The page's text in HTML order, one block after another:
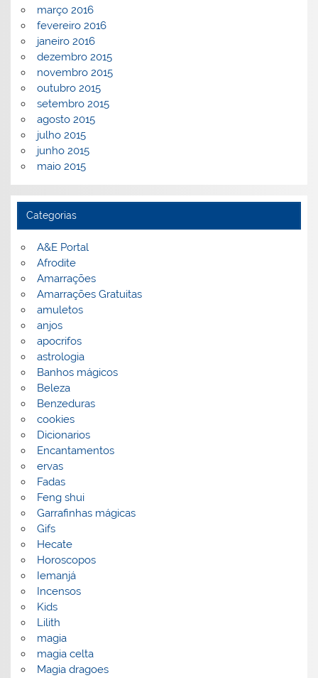
março 2016
fevereiro 2016
janeiro 2016
dezembro 2015
novembro 2015
outubro 2015
setembro 2015
agosto 2015
julho 2015
junho 2015
maio 2015
Categorias
A&E Portal
Afrodite
Amarrações
Amarrações Gratuitas
amuletos
anjos
apocrifos
astrologia
Banhos mágicos
Beleza
Benzeduras
cookies
Dicionarios
Encantamentos
ervas
Fadas
Feng shui
Garrafinhas mágicas
Gifs
Hecate
Horoscopos
Iemanjá
Incensos
Kids
Lilith
magia
magia celta
Magia dragoes